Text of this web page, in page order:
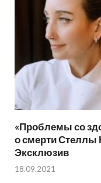
«Проблемы со
о смерти Стеллы
Эксклюзив
18.09.2021